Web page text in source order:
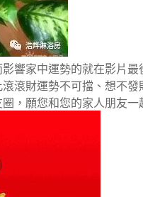
響家中運勢的就在影片最
滾財運勢不可擋、想不發
，願您和您的家人朋友一